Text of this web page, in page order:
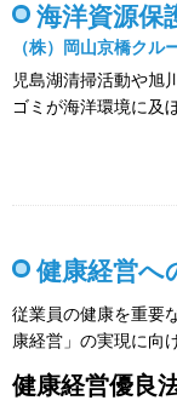
海洋資源保
（株）岡山京橋クル
児島湖清掃活動や旭
ゴミが海洋環境に及
健康経営へ
従業員の健康を重要
康経営」の実現に向
健康経営優良